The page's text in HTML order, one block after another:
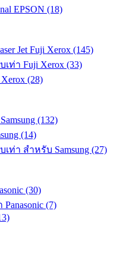
EPSON (18)
Jet Fuji Xerox (145)
ท่า Fuji Xerox (33)
(28)
(132)
(14)
ท่า สำหรับ Samsung (27)
(30)
(7)